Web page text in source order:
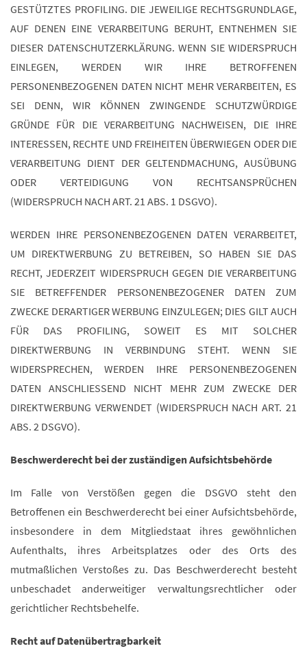
GESTÜTZTES PROFILING. DIE JEWEILIGE RECHTSGRUNDLAGE,
AUF DENEN EINE VERARBEITUNG BERUHT, ENTNEHMEN SIE
DIESER DATENSCHUTZERKLÄRUNG. WENN SIE WIDERSPRUCH
EINLEGEN, WERDEN WIR IHRE BETROFFENEN
PERSONENBEZOGENEN DATEN NICHT MEHR VERARBEITEN, ES
SEI DENN, WIR KÖNNEN ZWINGENDE SCHUTZWÜRDIGE
GRÜNDE FÜR DIE VERARBEITUNG NACHWEISEN, DIE IHRE
INTERESSEN, RECHTE UND FREIHEITEN ÜBERWIEGEN ODER DIE
VERARBEITUNG DIENT DER GELTENDMACHUNG, AUSÜBUNG
ODER VERTEIDIGUNG VON RECHTSANSPRÜCHEN
(WIDERSPRUCH NACH ART. 21 ABS. 1 DSGVO).
WERDEN IHRE PERSONENBEZOGENEN DATEN VERARBEITET,
UM DIREKTWERBUNG ZU BETREIBEN, SO HABEN SIE DAS
RECHT, JEDERZEIT WIDERSPRUCH GEGEN DIE VERARBEITUNG
SIE BETREFFENDER PERSONENBEZOGENER DATEN ZUM
ZWECKE DERARTIGER WERBUNG EINZULEGEN; DIES GILT AUCH
FÜR DAS PROFILING, SOWEIT ES MIT SOLCHER
DIREKTWERBUNG IN VERBINDUNG STEHT. WENN SIE
WIDERSPRECHEN, WERDEN IHRE PERSONENBEZOGENEN
DATEN ANSCHLIESSEND NICHT MEHR ZUM ZWECKE DER
DIREKTWERBUNG VERWENDET (WIDERSPRUCH NACH ART. 21
ABS. 2 DSGVO).
Beschwerde­recht bei der zuständigen Aufsichts­behörde
Im Falle von Verstößen gegen die DSGVO steht den
Betroffenen ein Beschwerderecht bei einer Aufsichtsbehörde,
insbesondere in dem Mitgliedstaat ihres gewöhnlichen
Aufenthalts, ihres Arbeitsplatzes oder des Orts des
mutmaßlichen Verstoßes zu. Das Beschwerderecht besteht
unbeschadet anderweitiger verwaltungsrechtlicher oder
gerichtlicher Rechtsbehelfe.
Recht auf Daten­übertrag­barkeit